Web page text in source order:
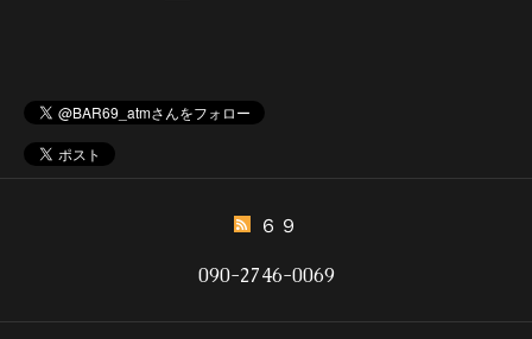
６９
090-2746-0069